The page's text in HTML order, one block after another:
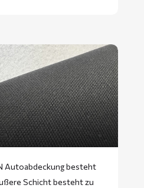
Autoabdeckung besteht
Schicht besteht zu